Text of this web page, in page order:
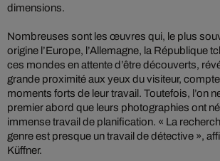
dimensions.
Nombreuses sont les œuvres qui, le plus
origine l’Europe, l’Allemagne, la République
ces mondes en attente d’être découverts,
grande proximité aux yeux du visiteur,
moments forts de leur travail. Toutefois, l’on
premier abord que leurs photographies ont
immense travail de planification. « La
genre est presque un travail de détective »,
Küffner.